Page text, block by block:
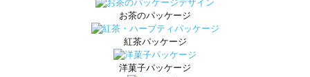
お茶のパッケージ
紅茶パッケージ
洋菓子パッケージ